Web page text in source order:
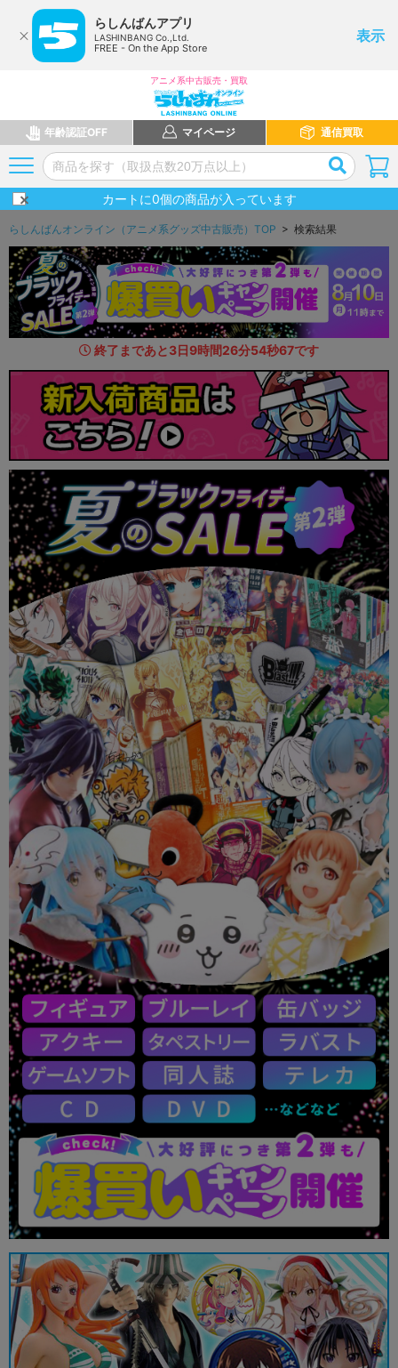
らしんばんアプリ
LASHINBANG Co.,Ltd.
FREE - On the App Store
表示
アニメ系中古販売・買取
年齢認証OFF マイページ 通信買取
カートに0個の商品が入っています
らしんばんオンライン（アニメ系グッズ中古販売）TOP > 検索結果
終了まであと3日9時間26分53秒36です